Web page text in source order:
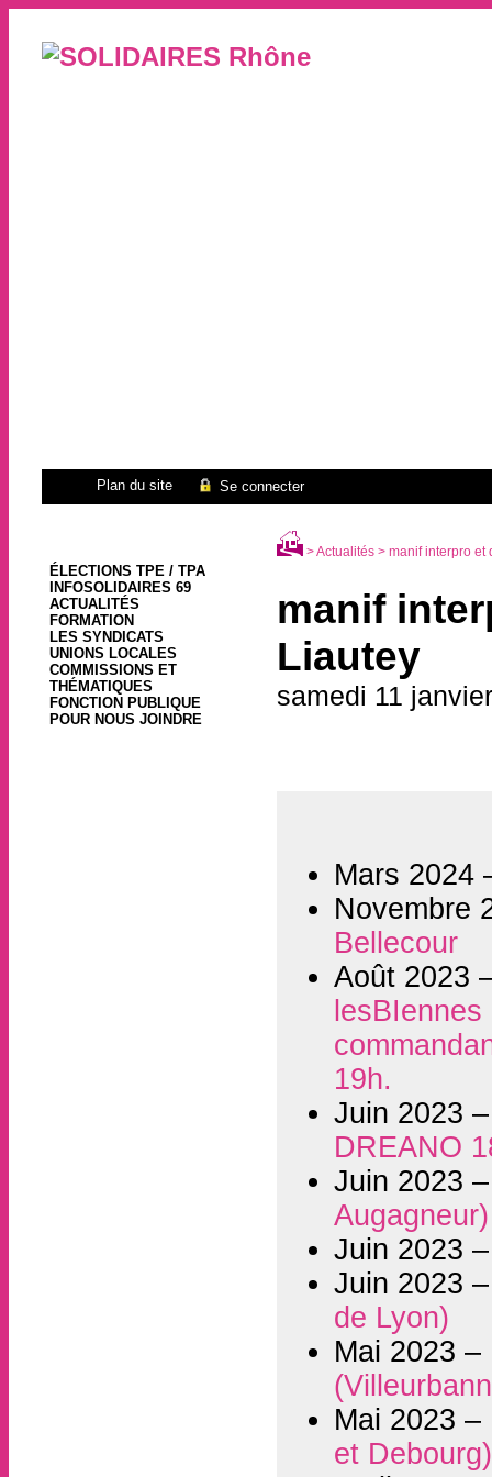
Plan du site Se connecter
ÉLECTIONS TPE / TPA
INFOSOLIDAIRES 69
ACTUALITÉS
FORMATION
LES SYNDICATS
UNIONS LOCALES
COMMISSIONS ET
THÉMATIQUES
FONCTION PUBLIQUE
POUR NOUS JOINDRE
>Actualités> manif interpro et
manif
Liautey
samedi 11
Mars 2024
Novembre
Bellecour
Août 2023
19h.
Juin 2023
DREANO
Juin 2023
Augagneur)
Juin 2023
Juin 2023
de Lyon)
Mai 2023 –
Mai 2023 –
et Debourg)